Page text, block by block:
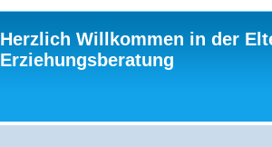
Herzlich Willkommen in der
Erziehungsberatung